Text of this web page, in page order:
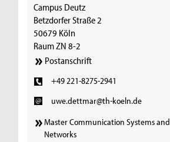
Campus Deutz
Betzdorfer Straße 2
50679 Köln
Raum ZN 8-2
Postanschrift
+49 221-8275-2941
uwe.dettmar@th-koeln.de
Master Communication Systems and
Networks